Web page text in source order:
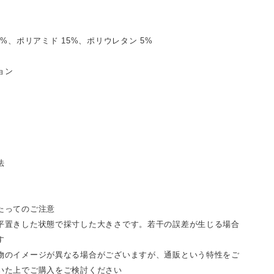
、ポリアミド 15%、ポリウレタン 5%
ン
ってのご注意
置きした状態で採寸した大きさです。若干の誤差が生じる場合
のイメージが異なる場合がございますが、通販という特性をご
た上でご購入をご検討ください